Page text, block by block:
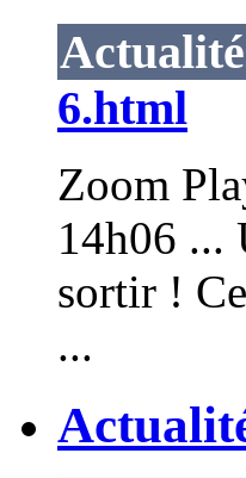
6.html
Zoom
14h06 ...
sortir !
...